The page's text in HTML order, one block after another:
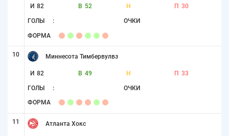
И 82 В 52 Н П 30
ГОЛЫ : ОЧКИ
ФОРМА
10 Миннесота Тимбервулвз
И 82 В 49 Н П 33
ГОЛЫ : ОЧКИ
ФОРМА
11 Атланта Хокс